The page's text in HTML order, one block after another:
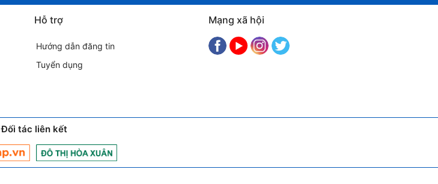
Hỗ trợ
Hướng dẫn đăng tin
Tuyển dụng
Mạng xã hội
Đối tác liên kết